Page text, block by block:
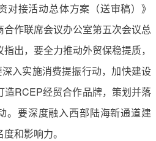
对接活动总体方案（送审稿）》
合作联席会议办公室第五次会议总
出，要全力推动外贸保稳提质，
深入实施消费提振行动，加快建设
造RCEP经贸合作品牌，策划并落
。要深度融入西部陆海新通道建
和影响力。